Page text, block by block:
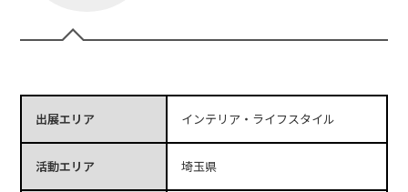
出展エリア インテリア・ライフスタイル
活動エリア 埼玉県